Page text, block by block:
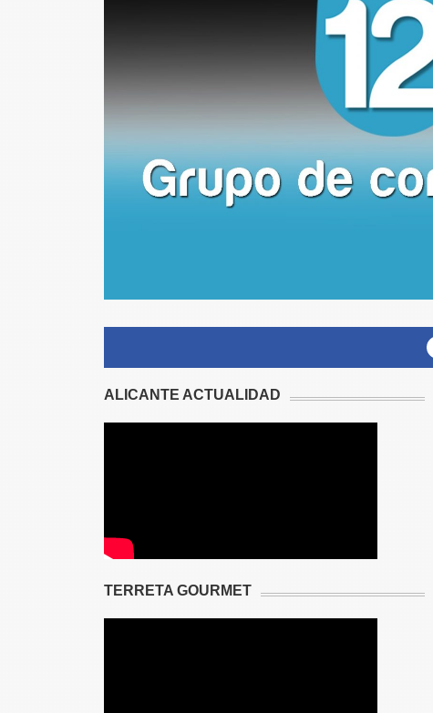
ALICANTE ACTUALIDAD
TERRETA GOURMET